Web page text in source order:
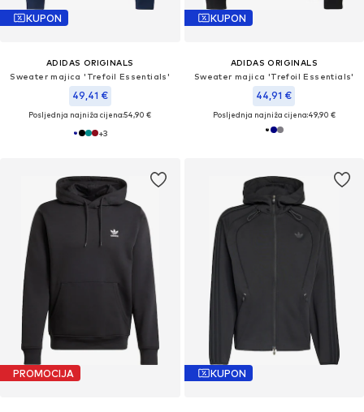
KUPON
ADIDAS ORIGINALS
Sweater majica 'Trefoil Essentials'
49,41 €
Posljednja najniža cijena:54,90 €
+3
KUPON
ADIDAS ORIGINALS
Sweater majica 'Trefoil Essentials'
44,91 €
Posljednja najniža cijena:49,90 €
PROMOCIJA KUPON